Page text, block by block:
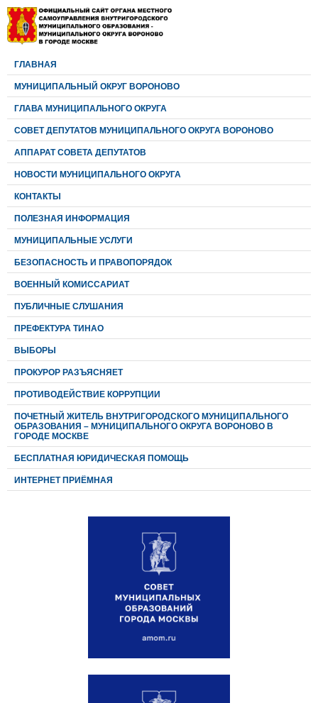
ГЛАВНАЯ
МУНИЦИПАЛЬНЫЙ ОКРУГ ВОРОНОВО
ГЛАВА МУНИЦИПАЛЬНОГО ОКРУГА
CОВЕТ ДЕПУТАТОВ МУНИЦИПАЛЬНОГО ОКРУГА ВОРОНОВО
АППАРАТ СОВЕТА ДЕПУТАТОВ
НОВОСТИ МУНИЦИПАЛЬНОГО ОКРУГА
КОНТАКТЫ
ПОЛЕЗНАЯ ИНФОРМАЦИЯ
МУНИЦИПАЛЬНЫЕ УСЛУГИ
БЕЗОПАСНОСТЬ И ПРАВОПОРЯДОК
ВОЕННЫЙ КОМИССАРИАТ
ПУБЛИЧНЫЕ СЛУШАНИЯ
ПРЕФЕКТУРА ТИНАО
ВЫБОРЫ
ПРОКУРОР РАЗЪЯСНЯЕТ
ПРОТИВОДЕЙСТВИЕ КОРРУПЦИИ
ПОЧЕТНЫЙ ЖИТЕЛЬ ВНУТРИГОРОДСКОГО МУНИЦИПАЛЬНОГО
ОБРАЗОВАНИЯ – МУНИЦИПАЛЬНОГО ОКРУГА ВОРОНОВО В
ГОРОДЕ МОСКВЕ
БЕСПЛАТНАЯ ЮРИДИЧЕСКАЯ ПОМОЩЬ
ИНТЕРНЕТ ПРИЁМНАЯ